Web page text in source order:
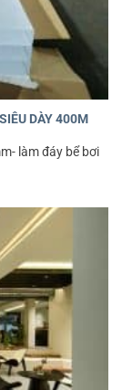
DÀY 400M
làm đáy bể bơi